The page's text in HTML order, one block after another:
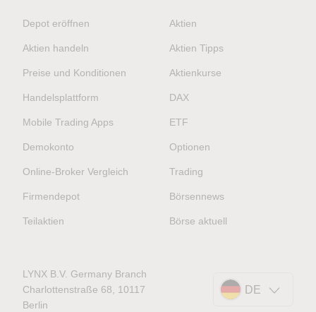
Depot eröffnen
Aktien handeln
Preise und Konditionen
Handelsplattform
Mobile Trading Apps
Demokonto
Online-Broker Vergleich
Firmendepot
Teilaktien
Aktien
Aktien Tipps
Aktienkurse
DAX
ETF
Optionen
Trading
Börsennews
Börse aktuell
LYNX B.V. Germany Branch
Charlottenstraße 68, 10117
Berlin
DE